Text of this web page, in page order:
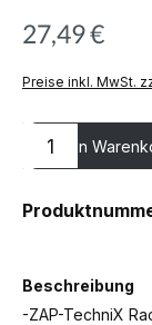
27,49 €
Preise inkl. MwSt.
Produkt
In den
Beschreibung
-ZAP-TechniX